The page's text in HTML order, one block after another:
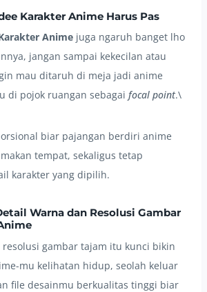
Karakter Anime Harus Pas
Anime juga ngaruh banget lho
jangan sampai kekecilan atau
mau ditaruh di meja jadi anime
di pojok ruangan sebagai focal point.\
biar pajangan berdiri anime
tempat, sekaligus tetap
karakter yang dipilih.
Warna dan Resolusi Gambar
resolusi gambar tajam itu kunci bikin
mu kelihatan hidup, seolah keluar
file desainmu berkualitas tinggi biar